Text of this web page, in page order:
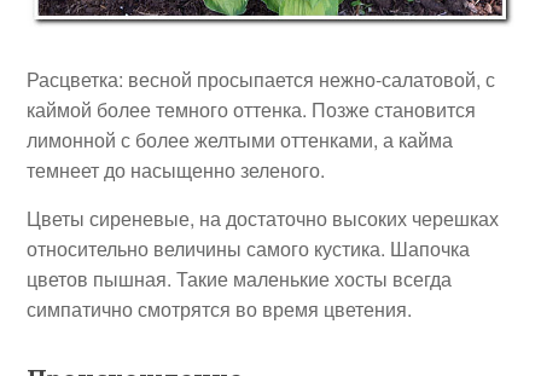
Расцветка: весной просыпается нежно-салатовой, с
каймой более темного оттенка. Позже становится
лимонной с более желтыми оттенками, а кайма
темнеет до насыщенно зеленого.
Цветы сиреневые, на достаточно высоких черешках
относительно величины самого кустика. Шапочка
цветов пышная. Такие маленькие хосты всегда
симпатично смотрятся во время цветения.